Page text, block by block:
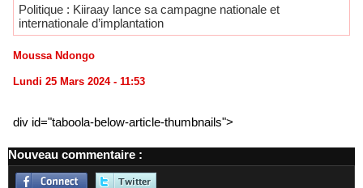
Politique : Kiiraay lance sa campagne nationale et
internationale d’implantation
Moussa Ndongo
Lundi 25 Mars 2024 - 11:53
div id="taboola-below-article-thumbnails">
Nouveau commentaire :